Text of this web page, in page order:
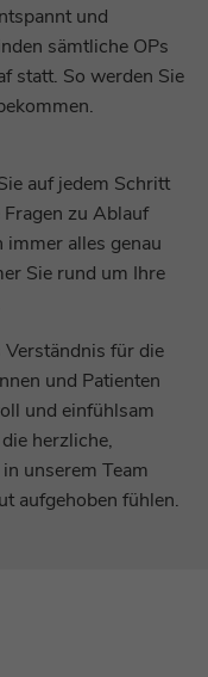
und
sämtliche OPs
statt. So werden Sie
auf jedem Schritt
zu Ablauf
alles genau
Sie rund um Ihre
für die
und Patienten
und einfühlsam
herzliche,
unserem Team
aufgehoben fühlen.